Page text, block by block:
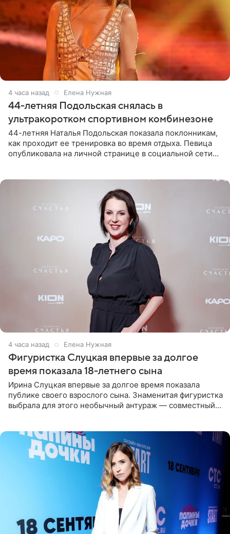
4 часа назад Елена Нужная
44-летняя Подольская снялась в
ультракоротком спортивном комбинезоне
44-летняя Наталья Подольская показала поклонникам,
как проходит ее тренировка во время отдыха. Певица
опубликовала на личной странице в социальной сети
4 часа назад Елена Нужная
Фигуристка Слуцкая впервые за долгое
время показала 18-летнего сына
Ирина Слуцкая впервые за долгое время показала
публике своего взрослого сына. Знаменитая фигуристка
выбрала для этого необычный антураж — совместный